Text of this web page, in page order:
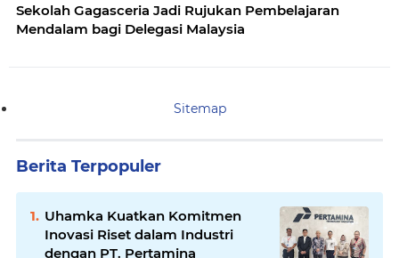
Sekolah Gagasceria Jadi Rujukan Pembelajaran
Mendalam bagi Delegasi Malaysia
Sitemap
Berita Terpopuler
Uhamka Kuatkan Komitmen
Inovasi Riset dalam Industri
dengan PT. Pertamina